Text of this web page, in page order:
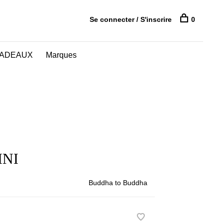
Marques
Se connecter / S'inscrire 0
Buddha to Buddha